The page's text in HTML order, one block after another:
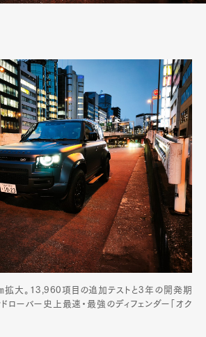
大。13,960項目の追加テストと3年の開発期
ローバー史上最速・最強のディフェンダー「オク